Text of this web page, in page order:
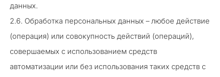
данных.
2.6. Обработка персональных данных – любое действие
(операция) или совокупность действий (операций),
совершаемых с использованием средств
автоматизации или без использования таких средств с